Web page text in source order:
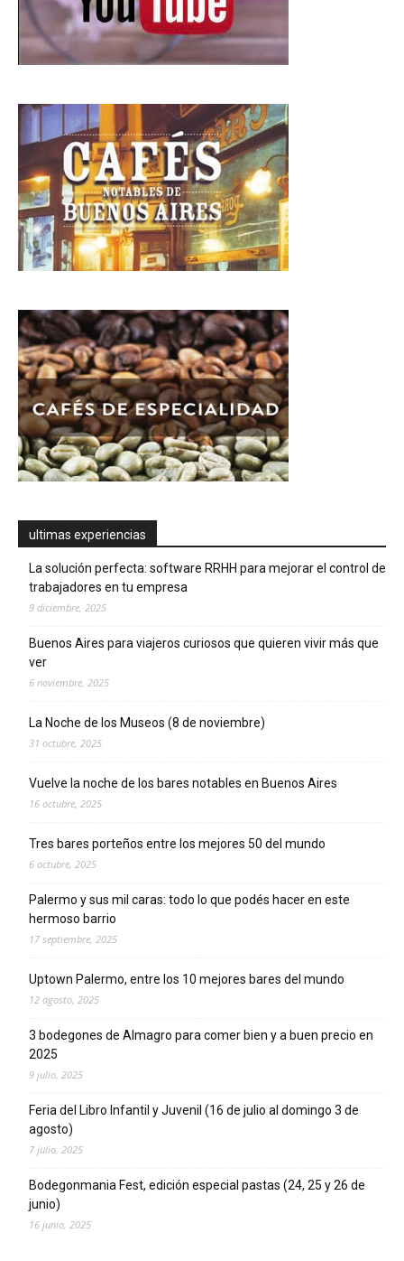
ultimas experiencias
La solución perfecta: software RRHH para mejorar el control de
trabajadores en tu empresa
9 diciembre, 2025
Buenos Aires para viajeros curiosos que quieren vivir más que
ver
6 noviembre, 2025
La Noche de los Museos (8 de noviembre)
31 octubre, 2025
Vuelve la noche de los bares notables en Buenos Aires
16 octubre, 2025
Tres bares porteños entre los mejores 50 del mundo
6 octubre, 2025
Palermo y sus mil caras: todo lo que podés hacer en este
hermoso barrio
17 septiembre, 2025
Uptown Palermo, entre los 10 mejores bares del mundo
12 agosto, 2025
3 bodegones de Almagro para comer bien y a buen precio en
2025
9 julio, 2025
Feria del Libro Infantil y Juvenil (16 de julio al domingo 3 de
agosto)
7 julio, 2025
Bodegonmania Fest, edición especial pastas (24, 25 y 26 de
junio)
16 junio, 2025